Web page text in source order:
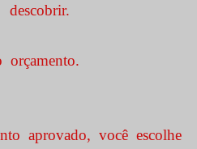
descobrir.
aprovado, você escolhe